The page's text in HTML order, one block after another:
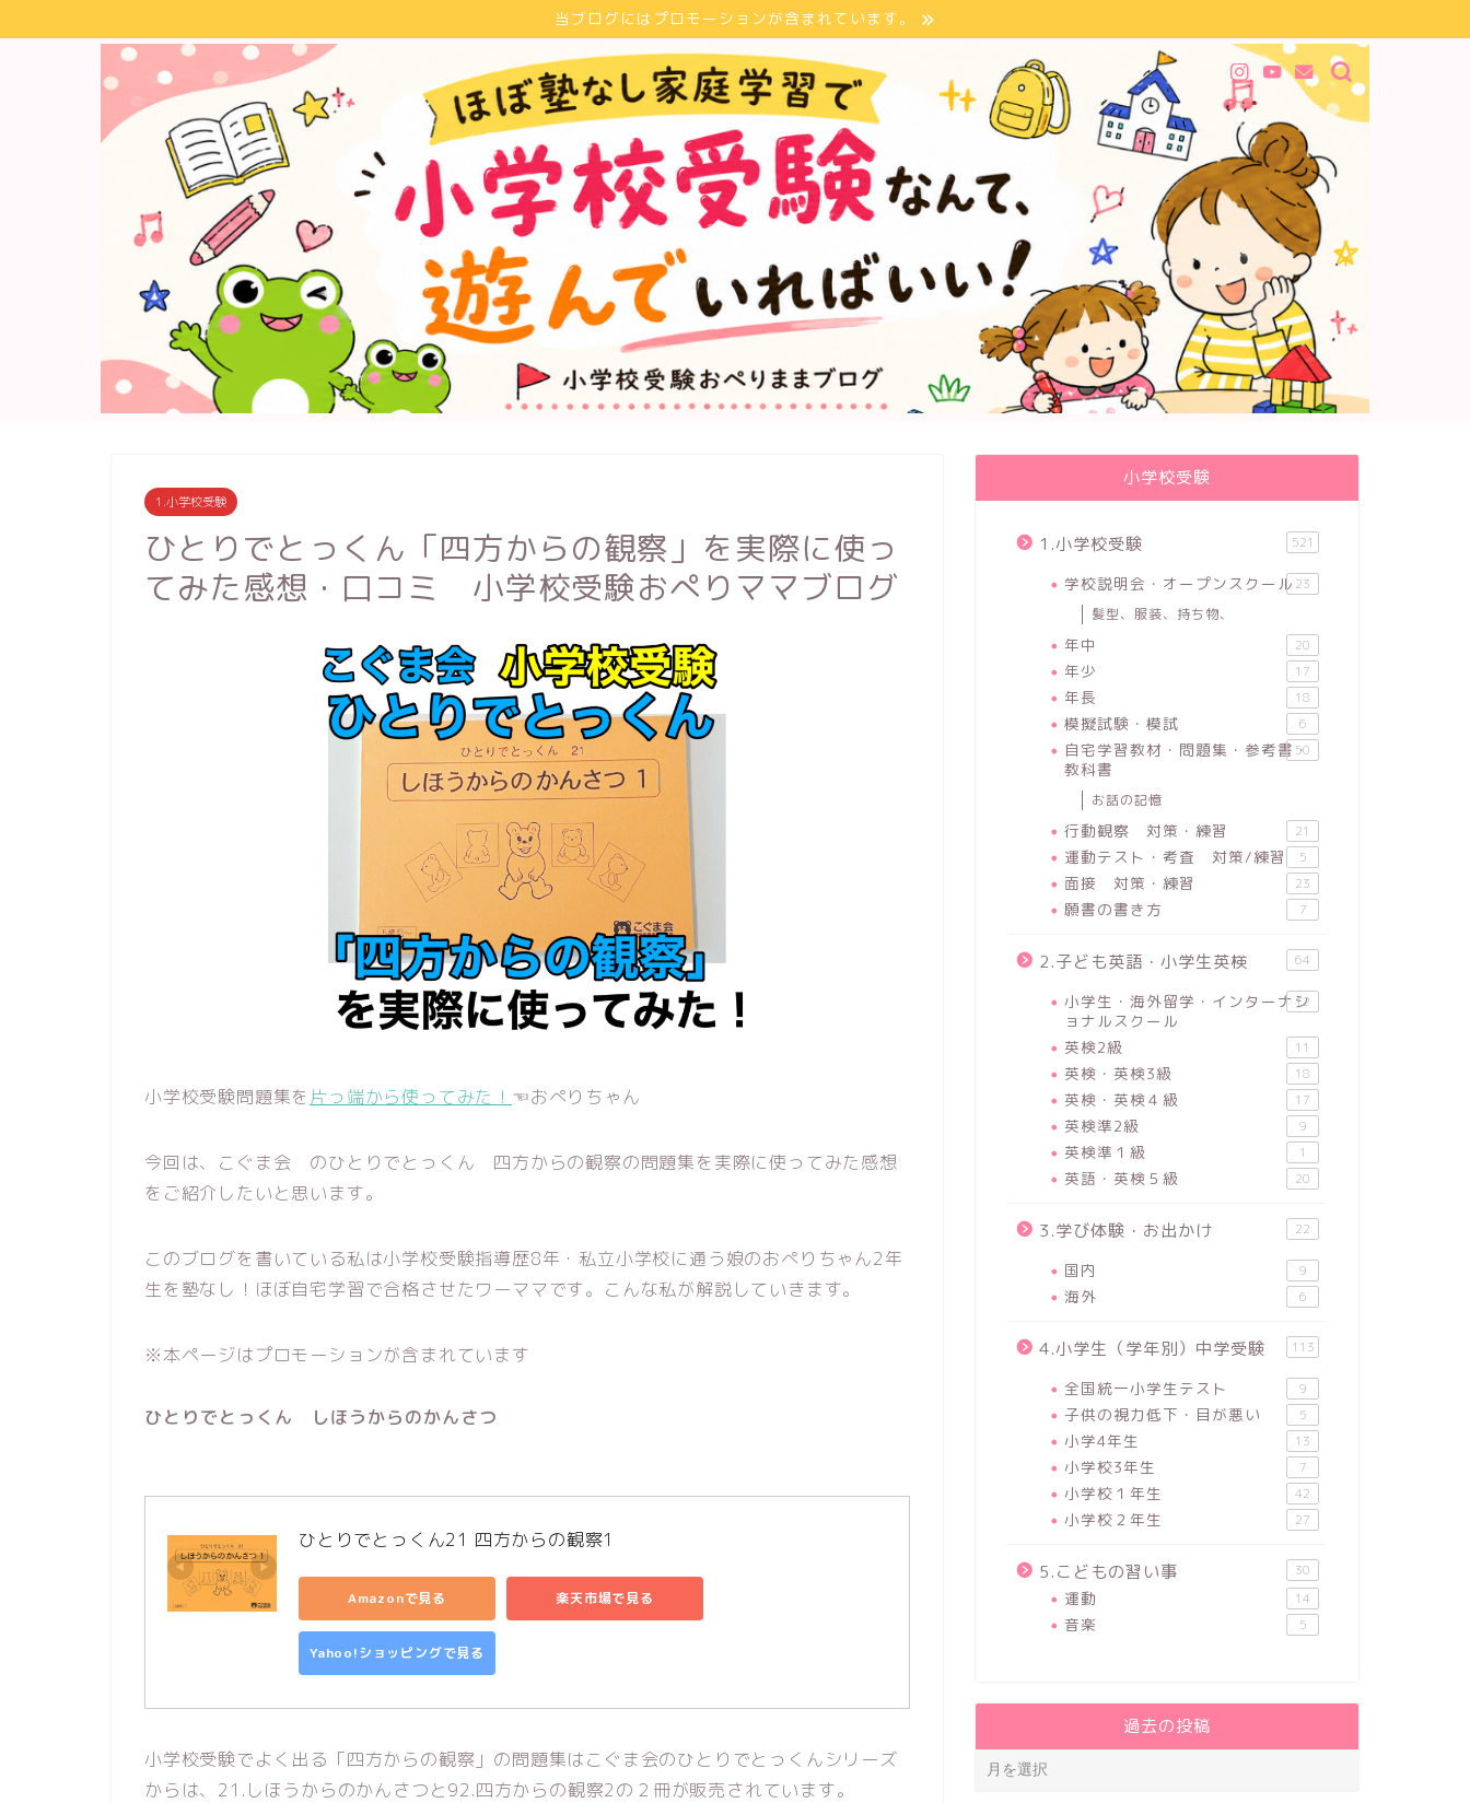
当ブログにはプロモーションが含まれています。
1.小学校受験
ひとりでとっくん「四方からの観察」を実際に使っ
てみた感想・口コミ 小学校受験おぺりママブログ
小学校受験問題集を片っ端から使ってみた！ ☜おぺりちゃん
今回は、こぐま会 のひとりでとっくん 四方からの観察の問題集を実際に使ってみた感想
をご紹介したいと思います。
このブログを書いている私は小学校受験指導歴8年・私立小学校に通う娘のおぺりちゃん2年
生を塾なし！ほぼ自宅学習で合格させたワーママです。こんな私が解説していきます。
※本ページはプロモーションが含まれています
ひとりでとっくん しほうからのかんさつ
ひとりでとっくん21 四方からの観察1
Amazonで見る 楽天市場で見る
Yahoo!ショッピングで見る
小学校受験でよく出る「四方からの観察」の問題集はこぐま会のひとりでとっくんシリーズ
からは、21.しほうからのかんさつと92.四方からの観察2の２冊が販売されています。
小学校受験
1.小学校受験 521
学校説明会・オープンスクール 23
髪型、服装、持ち物、
年中 20
年少 17
年長 18
模擬試験・模試 6
自宅学習教材・問題集・参考書・
教科書
50
お話の記憶
行動観察 対策・練習 21
運動テスト・考査 対策/練習 5
面接 対策・練習 23
願書の書き方 7
2.子ども英語・小学生英検 64
小学生・海外留学・インターナシ
ョナルスクール
12
英検2級 11
英検・英検3級 18
英検・英検４級 17
英検準2級 9
英検準１級 1
英語・英検５級 20
3.学び体験・お出かけ 22
国内 9
海外 6
4.小学生（学年別）中学受験 113
全国統一小学生テスト 9
子供の視力低下・目が悪い 5
小学4年生 13
小学校3年生 7
小学校１年生 42
小学校２年生 27
5.こどもの習い事 30
運動 14
音楽 5
過去の投稿